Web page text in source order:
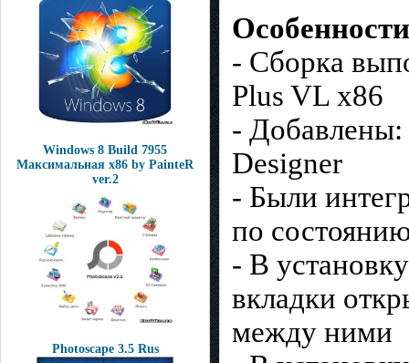
Windows 8 Build 7955
Максимальная x86 by PainteR
ver.2
Photoscape 3.5 Rus
- Сборка
Plus VL x86
- Добавлены:
Designer
- Были
по
- В
вкладки
между ними